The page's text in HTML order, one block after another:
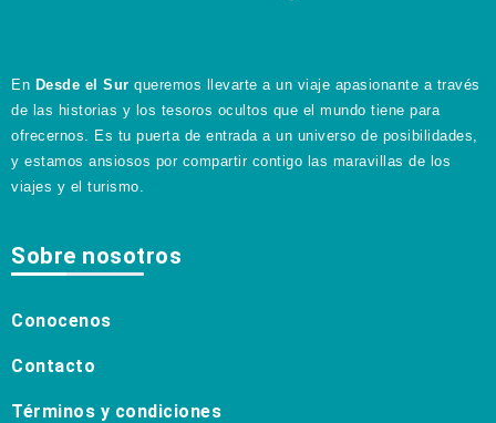
En Desde el Sur queremos llevarte a un viaje apasionante a través
de las historias y los tesoros ocultos que el mundo tiene para
ofrecernos. Es tu puerta de entrada a un universo de posibilidades,
y estamos ansiosos por compartir contigo las maravillas de los
viajes y el turismo.
Sobre nosotros
Conocenos
Contacto
Términos y condiciones